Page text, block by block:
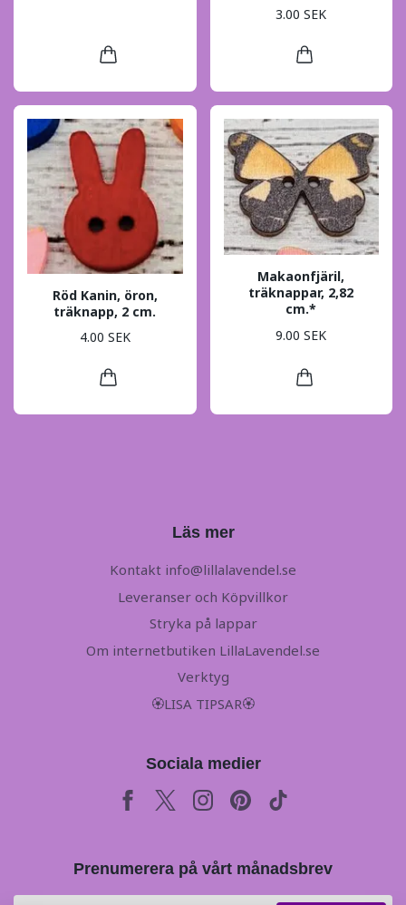
3.00 SEK
Röd Kanin, öron,
träknapp, 2 cm.
4.00 SEK
Makaonfjäril,
träknappar, 2,82
cm.*
9.00 SEK
Läs mer
Kontakt info@lillalavendel.se
Leveranser och Köpvillkor
Stryka på lappar
Om internetbutiken LillaLavendel.se
Verktyg
🏵LISA TIPSAR🏵
Sociala medier
Prenumerera på vårt månadsbrev